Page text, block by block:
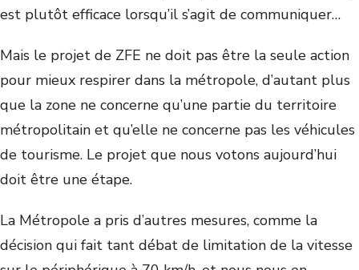
est plutôt efficace lorsqu’il s’agit de communiquer…
Mais le projet de ZFE ne doit pas être la seule action
pour mieux respirer dans la métropole, d’autant plus
que la zone ne concerne qu’une partie du territoire
métropolitain et qu’elle ne concerne pas les véhicules
de tourisme. Le projet que nous votons aujourd’hui
doit être une étape.
La Métropole a pris d’autres mesures, comme la
décision qui fait tant débat de limitation de la vitesse